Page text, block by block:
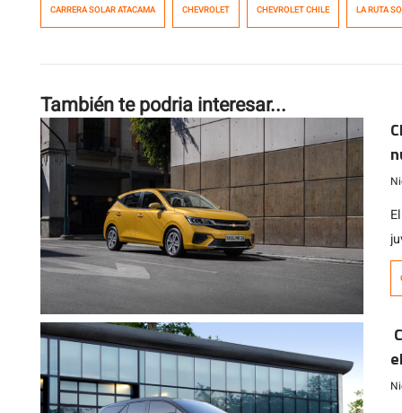
CARRERA SOLAR ATACAMA CHEVROLET CHEVROLET CHILE LA RUTA
También te podria interesar...